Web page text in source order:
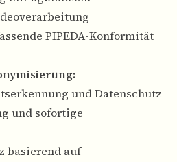
PIPEDA-Konformität
und Datenschutz
und sofortige
basierend auf